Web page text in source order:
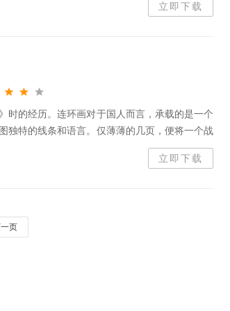
立即下载
时的经历。连环画对于国人而言，承载的是一个
独特的线条和语言。仅薄薄的几页，便将一个战
如今，连环画的风光不再，征战的历史也已远
立即下载
页